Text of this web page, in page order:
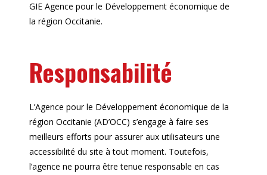
GIE Agence pour le Développement économique de
la région Occitanie.
Responsabilité
L’Agence pour le Développement économique de la
région Occitanie (AD’OCC) s’engage à faire ses
meilleurs efforts pour assurer aux utilisateurs une
accessibilité du site à tout moment. Toutefois,
l’agence ne pourra être tenue responsable en cas